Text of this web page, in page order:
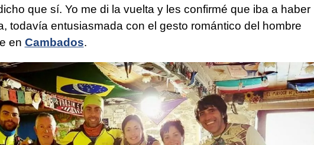
que sí. Yo me di la vuelta y les confirmé que iba a haber
todavía entusiasmada con el gesto romántico del hombre
en Cambados.